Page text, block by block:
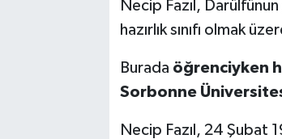
Necip Fazıl,
hazırlık sınıfı olmak
Burada öğrenciyken
Sorbonne
Necip Fazıl, 24 Şubat